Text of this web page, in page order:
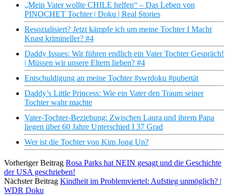
„Mein Vater wollte CHILE helfen“ – Das Leben von
PINOCHET Tochter | Doku | Real Stories
Resozialisiert? Jetzt kämpfe ich um meine Tochter I Macht
Knast krimineller? #4
Daddy Issues: Wir führen endlich ein Vater Tochter Gespräch!
| Müssen wir unsere Eltern lieben? #4
Entschuldigung an meine Tochter #swrdoku #pubertät
Daddy’s Little Princess: Wie ein Vater den Traum seiner
Tochter wahr machte
Vater-Tochter-Beziehung: Zwischen Laura und ihrem Papa
liegen über 60 Jahre Unterschied I 37 Grad
Wer ist die Tochter von Kim Jong Un?
Vorheriger Beitrag Rosa Parks hat NEIN gesagt und die Geschichte
der USA geschrieben!
Nächster Beitrag Kindheit im Problemviertel: Aufstieg unmöglich? |
WDR Doku